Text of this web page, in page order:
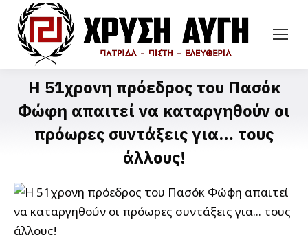
Η 51χρονη πρόεδρος του Πασόκ
Φώφη απαιτεί να καταργηθούν οι
πρόωρες συντάξεις για… τους
άλλους!